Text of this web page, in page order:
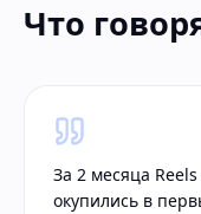
Что
За 2 месяца
окупились в